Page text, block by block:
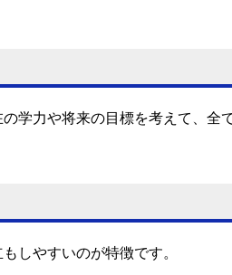
学力や将来の目標を考えて、全
しやすいのが特徴です。